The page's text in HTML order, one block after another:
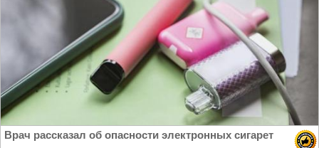
Врач рассказал об опасности электронных сигарет